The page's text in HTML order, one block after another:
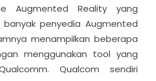
Augmented Reality yang
banyak penyedia Augmented
menampilkan beberapa
menggunakan tool yang
Qualcom sendiri